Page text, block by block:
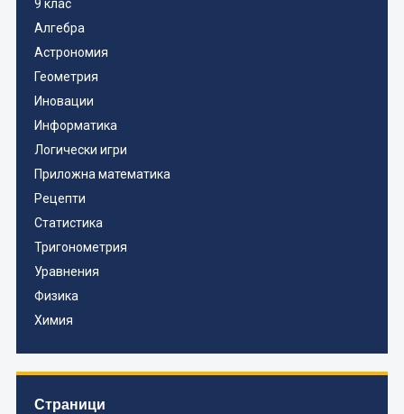
9 клас
Алгебра
Астрономия
Геометрия
Иновации
Информатика
Логически игри
Приложна математика
Рецепти
Статистика
Тригонометрия
Уравнения
Физика
Химия
Страници